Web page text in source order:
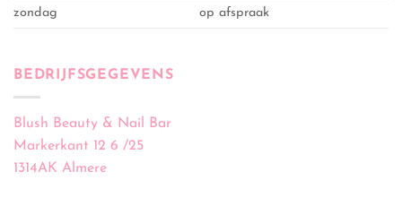
zondag op afspraak
BEDRIJFSGEGEVENS
Blush Beauty & Nail Bar
Markerkant 12 6 /25
1314AK Almere